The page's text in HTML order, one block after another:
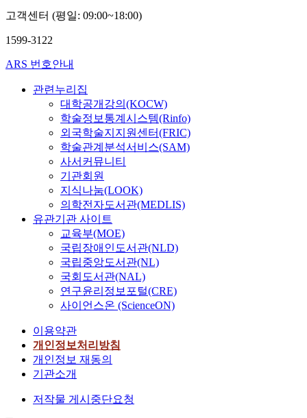
고객센터 (평일: 09:00~18:00)
1599-3122
ARS 번호안내
관련누리집
대학공개강의(KOCW)
학술정보통계시스템(Rinfo)
외국학술지지원센터(FRIC)
학술관계분석서비스(SAM)
사서커뮤니티
기관회원
지식나눔(LOOK)
의학전자도서관(MEDLIS)
유관기관 사이트
교육부(MOE)
국립장애인도서관(NLD)
국립중앙도서관(NL)
국회도서관(NAL)
연구윤리정보포털(CRE)
사이언스온 (ScienceON)
이용약관
개인정보처리방침
개인정보 재동의
기관소개
저작물 게시중단요청